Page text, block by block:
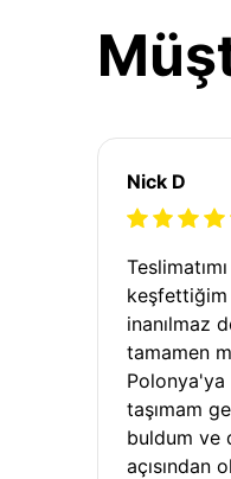
Nick D
keşfettiğim
inanılmaz
tamamen
taşımam
buldum ve
açısından